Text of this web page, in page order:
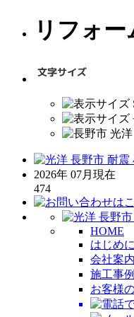
リフォ
2026年 07月現在
474
HOME
はじめに
会社案内
施工事例
お客様